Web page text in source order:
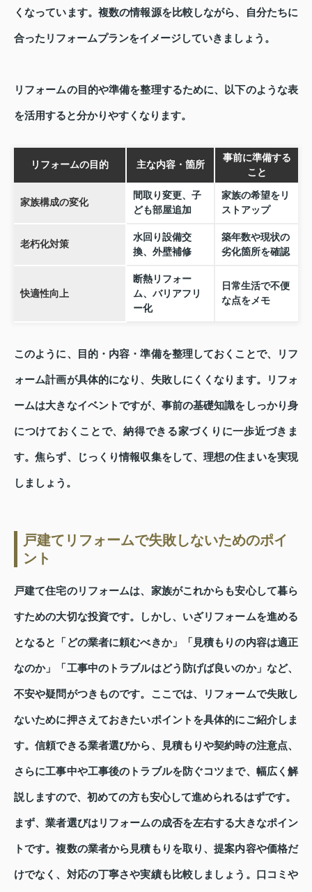
くなっています。複数の情報源を比較しながら、自分たちに
合ったリフォームプランをイメージしていきましょう。
リフォームの目的や準備を整理するために、以下のような表
を活用すると分かりやすくなります。
リフォームの目的 主な内容・箇所
事前に準備する
こと
家族構成の変化
間取り変更、子
ども部屋追加
家族の希望をリ
ストアップ
老朽化対策
水回り設備交
換、外壁補修
築年数や現状の
劣化箇所を確認
快適性向上
断熱リフォー
ム、バリアフリ
ー化
日常生活で不便
な点をメモ
このように、目的・内容・準備を整理しておくことで、リフ
ォーム計画が具体的になり、失敗しにくくなります。リフォ
ームは大きなイベントですが、事前の基礎知識をしっかり身
につけておくことで、納得できる家づくりに一歩近づきま
す。焦らず、じっくり情報収集をして、理想の住まいを実現
しましょう。
戸建てリフォームで失敗しないためのポイ
ント
戸建て住宅のリフォームは、家族がこれからも安心して暮ら
すための大切な投資です。しかし、いざリフォームを進める
となると「どの業者に頼むべきか」「見積もりの内容は適正
なのか」「工事中のトラブルはどう防げば良いのか」など、
不安や疑問がつきものです。ここでは、リフォームで失敗し
ないために押さえておきたいポイントを具体的にご紹介しま
す。信頼できる業者選びから、見積もりや契約時の注意点、
さらに工事中や工事後のトラブルを防ぐコツまで、幅広く解
説しますので、初めての方も安心して進められるはずです。
まず、業者選びはリフォームの成否を左右する大きなポイン
トです。複数の業者から見積もりを取り、提案内容や価格だ
けでなく、対応の丁寧さや実績も比較しましょう。口コミや